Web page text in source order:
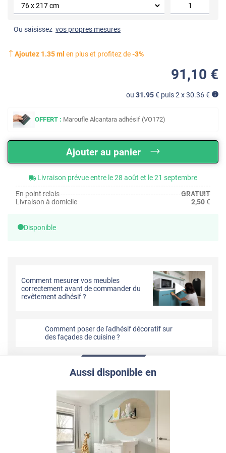
Ou saisissez vos propres mesures
Ajoutez 1.35ml en plus et profitez de-3%
91 ,10 €
ou 31.95€ puis 2 x30.36€
OFFERT : Maroufle Alcantara adhésif (VO172)
Ajouter au panier
Livraison prévue entre le 28 août et le 21 septembre
En point relais
GRATUIT
Livraison à domicile
2,50€
Disponible
Comment mesurer vos meubles
correctement avant de commander du
revêtement adhésif ?
Comment poser de l'adhésif décoratif sur
des façades de cuisine ?
Aussi disponible en